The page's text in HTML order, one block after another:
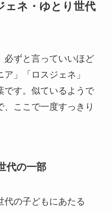
ェネ・ゆとり世代
必ずと言っていいほど
」「ロスジェネ」
です。似ているようで
ここで一度すっきり
代の一部
代の子どもにあたる